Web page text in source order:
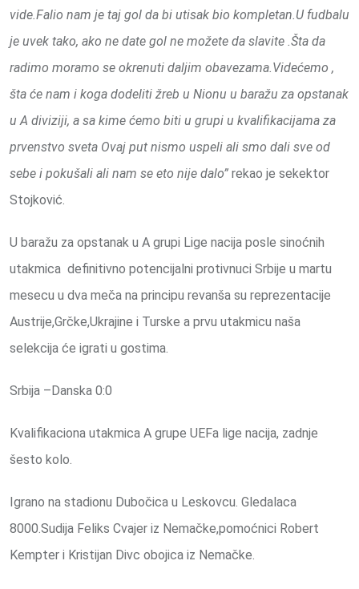
vide.Falio nam je taj gol da bi utisak bio kompletan.U fudbalu
je uvek tako, ako ne date gol ne možete da slavite .Šta da
radimo moramo se okrenuti daljim obavezama.Videćemo ,
šta će nam i koga dodeliti žreb u Nionu u baražu za opstanak
u A diviziji, a sa kime ćemo biti u grupi u kvalifikacijama za
prvenstvo sveta Ovaj put nismo uspeli ali smo dali sve od
sebe i pokušali ali nam se eto nije dalo” rekao je sekektor
Stojković.
U baražu za opstanak u A grupi Lige nacija posle sinoćnih
utakmica definitivno potencijalni protivnuci Srbije u martu
mesecu u dva meča na principu revanša su reprezentacije
Austrije,Grčke,Ukrajine i Turske a prvu utakmicu naša
selekcija će igrati u gostima.
Srbija –Danska 0:0
Kvalifikaciona utakmica A grupe UEFa lige nacija, zadnje
šesto kolo.
Igrano na stadionu Dubočica u Leskovcu. Gledalaca
8000.Sudija Feliks Cvajer iz Nemačke,pomoćnici Robert
Kempter i Kristijan Divc obojica iz Nemačke.